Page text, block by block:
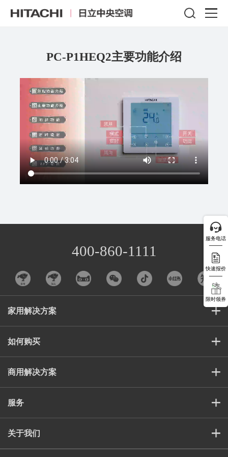
PC-P1HEQ2主要功能介绍
400-860-1111
家用解决方案
如何购买
商用解决方案
服务
关于我们
服务电话
快速报价
限时领券